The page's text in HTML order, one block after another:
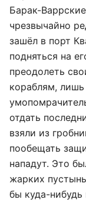
Барак-
чрезвычайно
зашёл в порт
подняться на
преодолеть
кораблям,
отдать
взяли из
пообещать
нападут. Это
жарких
бы куда-